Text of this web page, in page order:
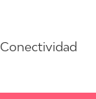
Conectividad